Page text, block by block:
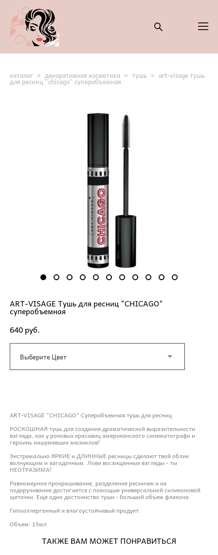
каталог > декоративная косметика > тушь > art-visage тушь
для ресниц "chicago" суперобъемная
ART-VISAGE Тушь для ресниц "CHICAGO"
суперобъемная
640 pуб.
Выберите Цвет
ART-VISAGE "CHICAGO" Суперобъемная тушь для ресниц
РОСКОШНАЯ тушь для создания драматической выразительности
взгляда, как у роковых красавиц американского синематографа и
героинь нашумевших мюзиклов!
Экстремально ЯРКИЕ и ДЛИННЫЕ ресницы сделают твой облик
волнующим и загадочным. Лови восхищенные взгляды - ты
НЕОТРАЗИМА!
Равномерное прокрашивание, разделение ресничек и их
подкручивание достигается с помощью универсальной силиконовой
щеточки. Еще одно достоинство туши - большой объем флакона.
Гипоаллергенный и влагоустойчивый продукт.
Объем: 15мл
ТАКЖЕ ВАМ МОЖЕТ ПОНРАВИТЬСЯ